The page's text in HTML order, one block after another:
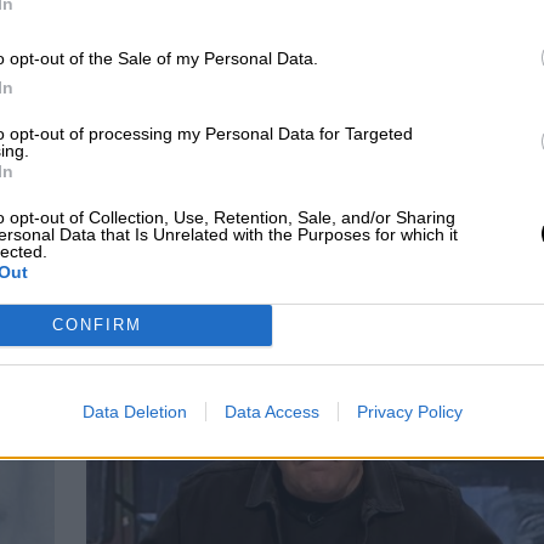
opt-out of the Sale of my Personal Data.
opt-out of processing my Personal Data for Targeted
opt-out of Collection, Use, Retention, Sale, and/or Sharing
Data that Is Unrelated with the Purposes for which it
CONFIRM
Data Deletion Data Access Privacy Policy
el concepto
persistente
segunda peor ola de